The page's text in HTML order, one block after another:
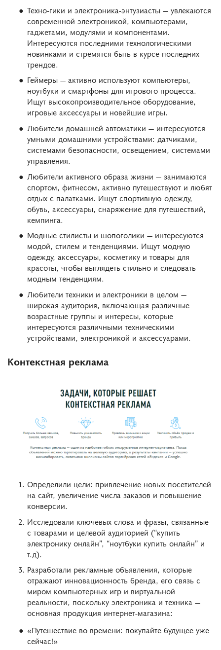
Техно-гики и электроника-энтузиасты — увлекаются
современной электроникой, компьютерами,
гаджетами, модулями и компонентами.
Интересуются последними технологическими
новинками и стремятся быть в курсе последних
трендов.
Геймеры — активно используют компьютеры,
ноутбуки и смартфоны для игрового процесса.
Ищут высокопроизводительное оборудование,
игровые аксессуары и новейшие игры.
Любители домашней автоматики — интересуются
умными домашними устройствами: датчиками,
системами безопасности, освещением, системами
управления.
Любители активного образа жизни — занимаются
спортом, фитнесом, активно путешествуют и любят
отдых с палатками. Ищут спортивную одежду,
обувь, аксессуары, снаряжение для путешествий,
кемпинга.
Модные стилисты и шопоголики — интересуются
модой, стилем и тенденциями. Ищут модную
одежду, аксессуары, косметику и товары для
красоты, чтобы выглядеть стильно и следовать
модным тенденциям.
Любители техники и электроники в целом —
широкая аудитория, включающая различные
возрастные группы и интересы, которые
интересуются различными техническими
устройствами, электроникой и аксессуарами.
Контекстная реклама
Определили цели: привлечение новых посетителей
на сайт, увеличение числа заказов и повышение
конверсии.
Исследовали ключевых слова и фразы, связанные
с товарами и целевой аудиторией (“купить
электронику онлайн”, “ноутбуки купить онлайн” и
т.д).
Разработали рекламные объявления, которые
отражают инновационность бренда, его связь с
миром компьютерных игр и виртуальной
реальности, поскольку электроника и техника —
основная продукция интернет-магазина:
«Путешествие во времени: покупайте будущее уже
сейчас!»